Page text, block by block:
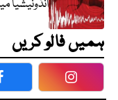
انڈونیشیا
ہمیں فالو کریں